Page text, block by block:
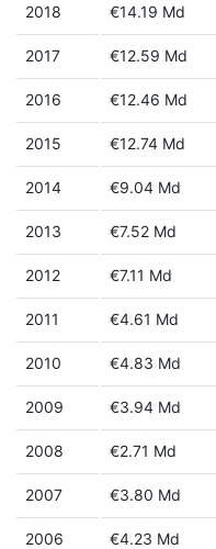
2018 €14.19 Md
2017 €12.59 Md
2016 €12.46 Md
2015 €12.74 Md
2014 €9.04 Md
2013 €7.52 Md
2012 €7.11 Md
2011 €4.61 Md
2010 €4.83 Md
2009 €3.94 Md
2008 €2.71 Md
2007 €3.80 Md
2006 €4.23 Md